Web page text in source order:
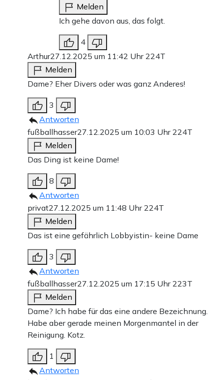
Melden
Ich gehe davon aus, das folgt.
4
Arthur27.12.2025 um 11:42 Uhr 224T
Melden
Dame? Eher Divers oder was ganz Anderes!
3
Antworten
fußballhasser27.12.2025 um 10:03 Uhr 224T
Melden
Das Ding ist keine Dame!
8
Antworten
privat27.12.2025 um 11:48 Uhr 224T
Melden
Das ist eine gefährlich Lobbyistin- keine Dame
3
Antworten
fußballhasser27.12.2025 um 17:15 Uhr 223T
Melden
Dame? Ich habe für das eine andere Bezeichnung.
Habe aber gerade meinen Morgenmantel in der
Reinigung. Kotz.
1
Antworten